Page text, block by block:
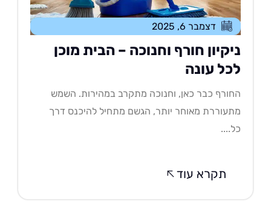
דצמבר 6, 2025
חורף וחנוכה – הבית מוכן
עונה
כבר כאן, וחנוכה מתקרב במהירות. השמש
מאוחר יותר, הגשם מתחיל להיכנס דרך
תקרא עוד